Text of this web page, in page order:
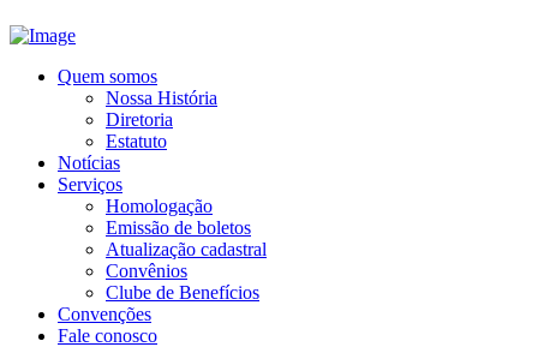
Quem somos
Nossa História
Diretoria
Estatuto
Notícias
Serviços
Homologação
Emissão de boletos
Atualização cadastral
Convênios
Clube de Benefícios
Convenções
Fale conosco